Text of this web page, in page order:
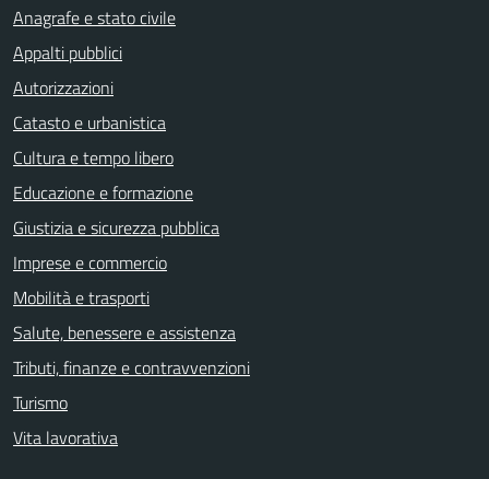
Anagrafe e stato civile
Appalti pubblici
Autorizzazioni
Catasto e urbanistica
Cultura e tempo libero
Educazione e formazione
Giustizia e sicurezza pubblica
Imprese e commercio
Mobilità e trasporti
Salute, benessere e assistenza
Tributi, finanze e contravvenzioni
Turismo
Vita lavorativa